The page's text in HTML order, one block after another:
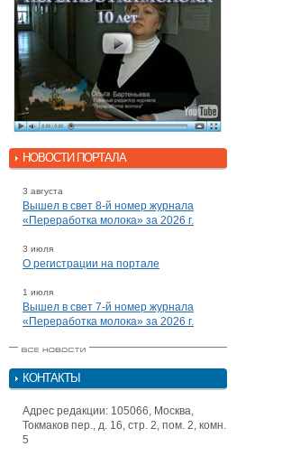
НОВОСТИ ПОРТАЛА
3 августа
Вышел в свет 8-й номер журнала
«Переработка молока» за 2026 г.
3 июля
О регистрации на портале
1 июля
Вышел в свет 7-й номер журнала
«Переработка молока» за 2026 г.
КОНТАКТЫ
Адрес редакции: 105066, Москва,
Токмаков пер., д. 16, стр. 2, пом. 2, комн.
5